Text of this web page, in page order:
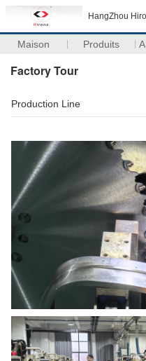
HangZhou
Maison Produits
Factory Tour
Production Line